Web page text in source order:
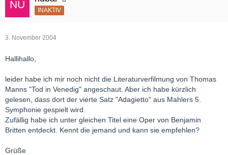
INAKTIV
3. November 2004
Hallihallo,
leider habe ich mir noch nicht die Literaturverfilmung von Thomas
Manns "Tod in Venedig" angeschaut. Aber ich habe kürzlich
gelesen, dass dort der vierte Satz "Adagietto" aus Mahlers 5.
Symphonie gespielt wird.
Zufällig habe ich unter gleichen Titel eine Oper von Benjamin
Britten entdeckt. Kennt die jemand und kann sie empfehlen?
Grüße